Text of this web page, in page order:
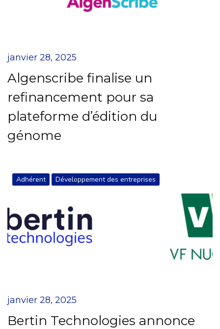
janvier 28, 2025
Algenscribe finalise un
refinancement pour sa
plateforme d’édition du
génome
Adhérent Développement des entreprises
janvier 28, 2025
Bertin Technologies annonce